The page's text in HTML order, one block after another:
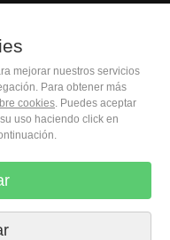
17
mejorar nuestros servicios
Para obtener más
cookies. Puedes aceptar
uso haciendo click en